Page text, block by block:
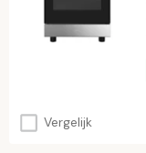
Vergelijk